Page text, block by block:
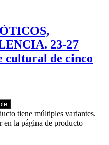
23-27
cultural de cinco
tiene múltiples variantes.
en la página de producto